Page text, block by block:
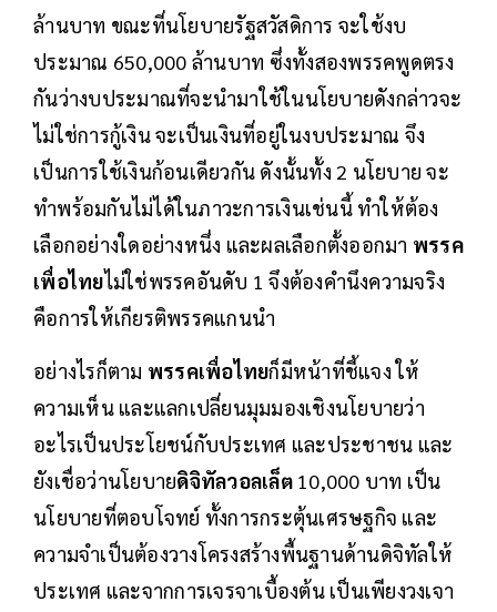
ล้านบาท ขณะที่นโยบายรัฐสวัสดิการ จะใช้งบ
ประมาณ 650,000 ล้านบาท ซึ่งทั้งสองพรรคพูดตรง
กันว่างบประมาณที่จะนำมาใช้ในนโยบายดังกล่าวจะ
ไม่ใช่การกู้เงิน จะเป็นเงินที่อยู่ในงบประมาณ จึง
เป็นการใช้เงินก้อนเดียวกัน ดังนั้นทั้ง 2 นโยบาย จะ
ทำพร้อมกันไม่ได้ในภาวะการเงินเช่นนี้ ทำให้ต้อง
เลือกอย่างใดอย่างหนึ่ง และผลเลือกตั้งออกมา พรรค
เพื่อไทยไม่ใช่พรรคอันดับ 1 จึงต้องคำนึงความจริง
คือการให้เกียรติพรรคแกนนำ
อย่างไรก็ตาม พรรคเพื่อไทยก็มีหน้าที่ชี้แจง ให้
ความเห็น และแลกเปลี่ยนมุมมองเชิงนโยบายว่า
อะไรเป็นประโยชน์กับประเทศ และประชาชน และ
ยังเชื่อว่านโยบายดิจิทัลวอลเล็ต10,000 บาท เป็น
นโยบายที่ตอบโจทย์ ทั้งการกระตุ้นเศรษฐกิจ และ
ความจำเป็นต้องวางโครงสร้างพื้นฐานด้านดิจิทัลให้
ประเทศ และจากการเจรจาเบื้องต้น เป็นเพียงวงเจา